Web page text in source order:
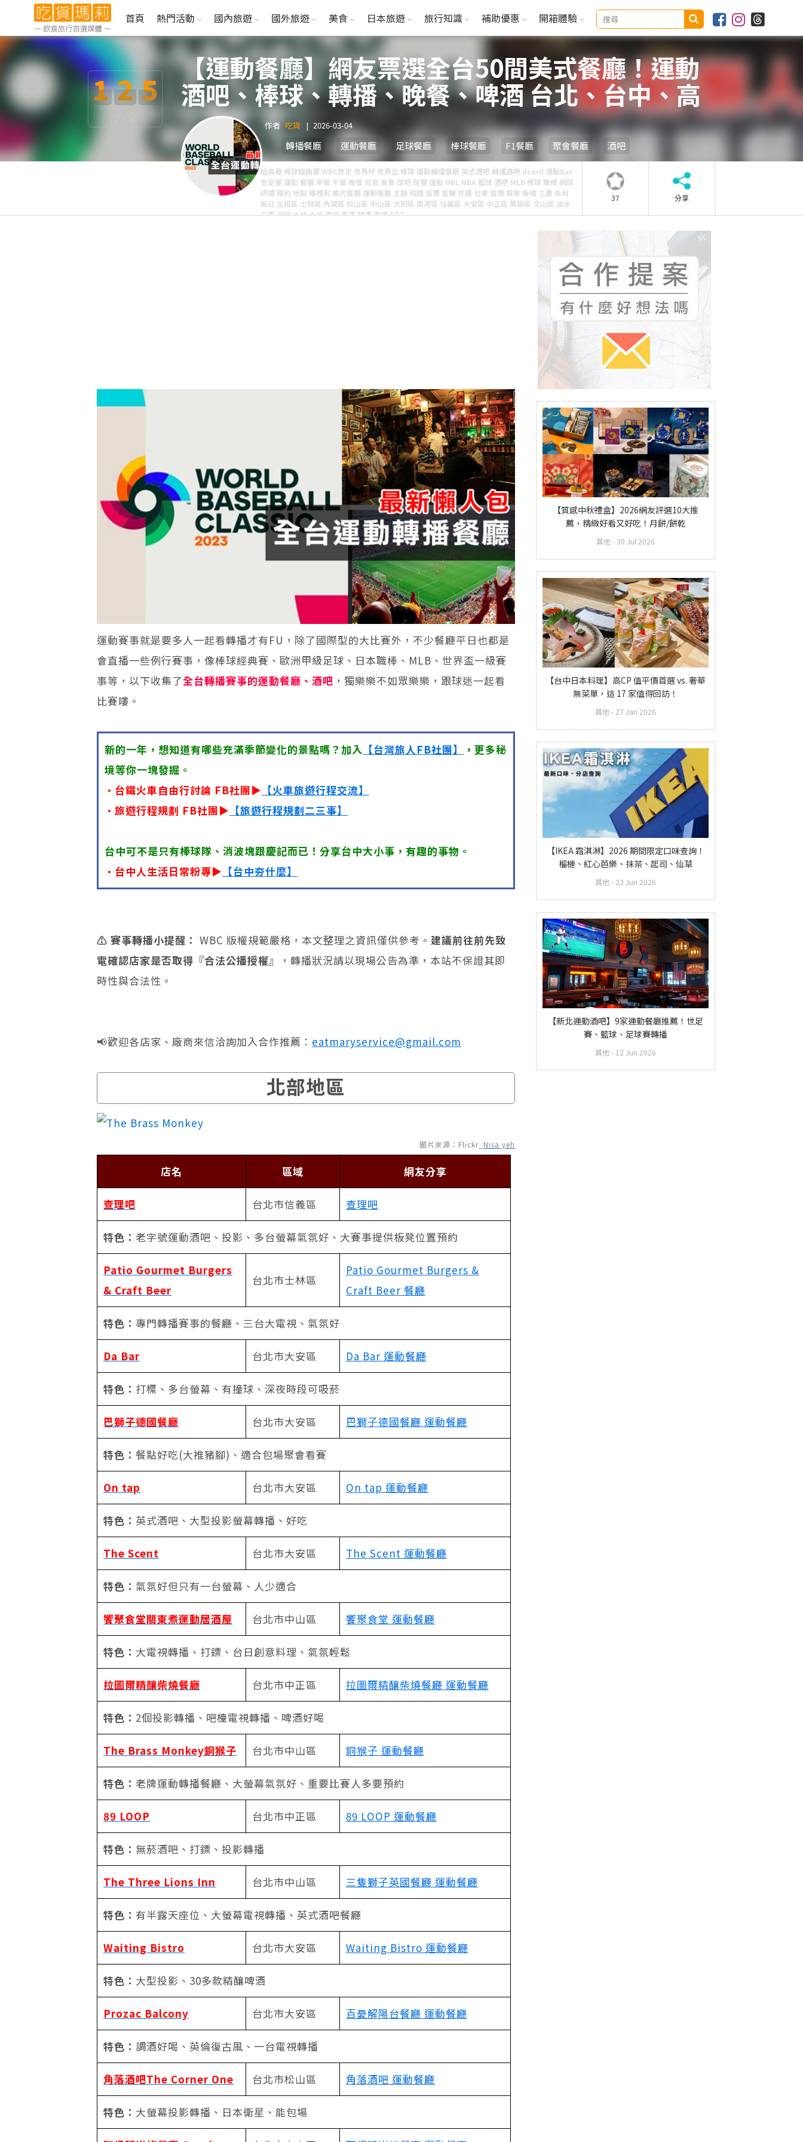
首頁 熱門活動 國內旅遊 國外旅遊 美食 日本旅遊 旅行知識 補助優惠 開箱體驗
1 2 5
【運動餐廳】網友票選全台50間美式餐廳！運動
酒吧、棒球、轉播、晚餐、啤酒 台北、台中、高
雄、桃園、台南、新竹、嘉義 、足球 、推薦
作者 吃貨 | 2026-03-04
轉播餐廳 運動餐廳 足球餐廳 棒球餐廳 F1餐廳 聚會餐廳 酒吧
經典賽 棒球經典賽 WBC世足 世界杯 世界盃 棒球 運動轉播餐廳 英式酒吧 轉播酒吧 dcard 運動Bar
世足賽 運動 餐廳 早餐 午餐 晚餐 宵夜 美食 球吧 球賽 運動 HBL NBA 籃球 酒吧 MLB 棒球 職棒 網球
評價 預約 地點 哪裡有 美式餐廳 運動餐廳 主題 飛鏢 苗栗 宜蘭 花蓮 台東 苗栗 屏東 板橋 三重 永和
新莊 北投區 士林區 內湖區 松山區 中山區 大同區 南港區 信義區 大安區 中正區 萬華區 文山區 淡水
八里 中和 士林 土城 樹林 直播 轉播 電視 PTT
37 分享
【質感中秋禮盒】2026網友評選10大推
薦，精緻好看又好吃！月餅/餅乾
其他 - 30 Jul 2026
【台中日本料理】高CP 值平價首選 vs. 奢華
無菜單，這 17 家值得回訪！
其他 - 27 Jan 2026
【IKEA 霜淇淋】2026 期間限定口味查詢！
榴槤、紅心芭樂、抹茶、起司、仙草
其他 - 23 Jun 2026
【新北運動酒吧】9家運動餐廳推薦！世足
賽、籃球、足球賽轉播
其他 - 12 Jun 2026
運動賽事就是要多人一起看轉播才有FU，除了國際型的大比賽外，不少餐廳平日也都是
會直播一些例行賽事，像棒球經典賽、歐洲甲級足球、日本職棒、MLB、世界盃一級賽
事等，以下收集了全台轉播賽事的運動餐廳、酒吧 ，獨樂樂不如眾樂樂，跟球迷一起看
比賽嘍。
新的一年，想知道有哪些充滿季節變化的景點嗎？加入 【台灣旅人FB社團】
，更多秘
境等你一塊發掘。
•台鐵火車自由行討論 FB社團▶ 【火車旅遊行程交流】
•旅遊行程規劃 FB社團▶ 【旅遊行程規劃二三事】
台中可不是只有棒球隊、消波塊跟慶記而已！分享台中大小事，有趣的事物。
•台中人生活日常粉專▶ 【台中夯什麼】
⚠️ 賽事轉播小提醒： WBC 版權規範嚴格，本文整理之資訊僅供參考。 建議前往前先致
電確認店家是否取得『合法公播授權』
，轉播狀況請以現場公告為準，本站不保證其即
時性與合法性。
📢歡迎各店家、廠商來信洽詢加入合作推薦： eatmaryservice@gmail.com
北部地區
圖片來源：Flickr_ Nisa yeh
店名 區域 網友分享
查理吧 台北市信義區 查理吧
特色： 老字號運動酒吧、投影、多台螢幕氣氛好、大賽事提供板凳位置預約
Patio Gourmet Burgers
& Craft Beer
台北市士林區
Patio Gourmet Burgers &
Craft Beer 餐廳
特色： 專門轉播賽事的餐廳、三台大電視、氣氛好
Da Bar 台北市大安區 Da Bar 運動餐廳
特色： 打標、多台螢幕、有撞球、深夜時段可吸菸
巴獅子德國餐廳 台北市大安區 巴獅子德國餐廳 運動餐廳
特色： 餐點好吃(大推豬腳)、適合包場聚會看賽
On tap 台北市大安區 On tap 運動餐廳
特色： 英式酒吧、大型投影螢幕轉播、好吃
The Scent 台北市大安區 The Scent 運動餐廳
特色： 氣氛好但只有一台螢幕、人少適合
饗聚食堂關東煮運動居酒屋 台北市中山區 饗聚食堂 運動餐廳
特色： 大電視轉播、打鏢、台日創意料理、氣氛輕鬆
拉圖爾精釀柴燒餐廳 台北市中正區 拉圖爾精釀柴燒餐廳 運動餐廳
特色： 2個投影轉播、吧檯電視轉播、啤酒好喝
The Brass Monkey銅猴子 台北市中山區 銅猴子 運動餐廳
特色： 老牌運動轉播餐廳、大螢幕氣氛好、重要比賽人多要預約
89 LOOP 台北市中正區 89 LOOP 運動餐廳
特色： 無菸酒吧、打鏢、投影轉播
The Three Lions Inn 台北市中山區 三隻獅子英國餐廳 運動餐廳
特色： 有半露天座位、大螢幕電視轉播、英式酒吧餐廳
Waiting Bistro 台北市大安區 Waiting Bistro 運動餐廳
特色： 大型投影、30多款精釀啤酒
Prozac Balcony 台北市大安區 百憂解陽台餐廳 運動餐廳
特色： 調酒好喝、英倫復古風、一台電視轉播
角落酒吧The Corner One 台北市松山區 角落酒吧 運動餐廳
特色： 大螢幕投影轉播、日本衛星、能包場